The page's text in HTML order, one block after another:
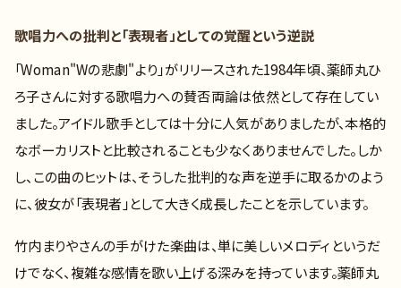
歌唱力への批判と「表現者」としての覚醒という逆説
「Woman"Wの悲劇"より」がリリースされた1984年頃、薬師丸ひ
ろ子さんに対する歌唱力への賛否両論は依然として存在してい
ました。アイドル歌手としては十分に人気がありましたが、本格的
なボーカリストと比較されることも少なくありませんでした。しか
し、この曲のヒットは、そうした批判的な声を逆手に取るかのよう
に、彼女が「表現者」として大きく成長したことを示しています。
竹内まりやさんの手がけた楽曲は、単に美しいメロディというだ
けでなく、複雑な感情を歌い上げる深みを持っています。薬師丸